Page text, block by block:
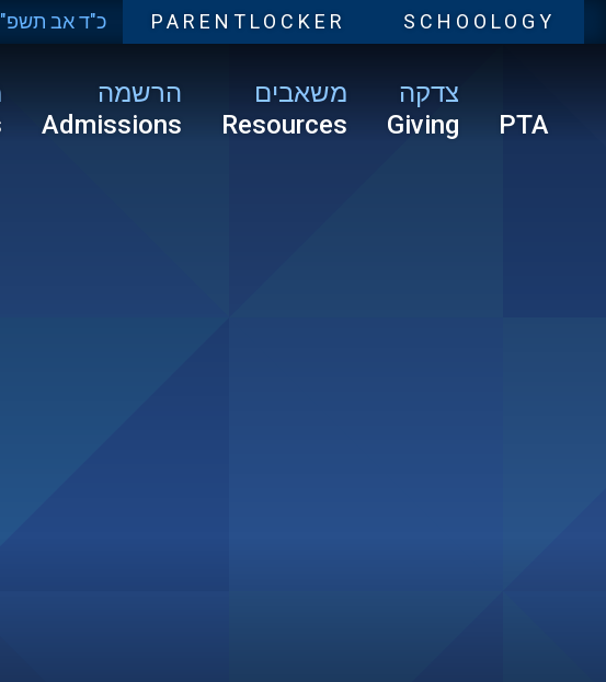
כ"ד אב PARENTLOCKER SCHOOLOGY
הרשמה
Admissions
משאבים
Resources
צדקה
Giving
PTA